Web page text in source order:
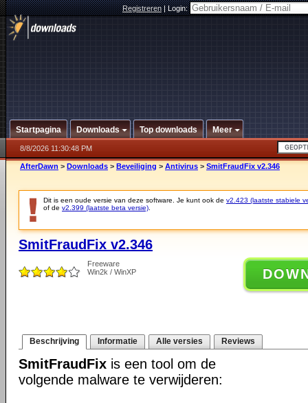
Registreren|Login:
Startpagina Downloads Top downloads Meer
8/8/2026 11:30:48 PM
AfterDawn > Downloads > Beveiliging > Antivirus > SmitFraudFix v2.346
Dit is een oude versie van deze software. Je kunt ook de v2.423 (laatste stabiele
of de v2.399 (laatste beta versie)
SmitFraudFix v2.346
Freeware
Win2k / WinXP
Beschrijving Informatie Alle versies Reviews
SmitFraudFix is een tool om de
volgende malware te verwijderen: